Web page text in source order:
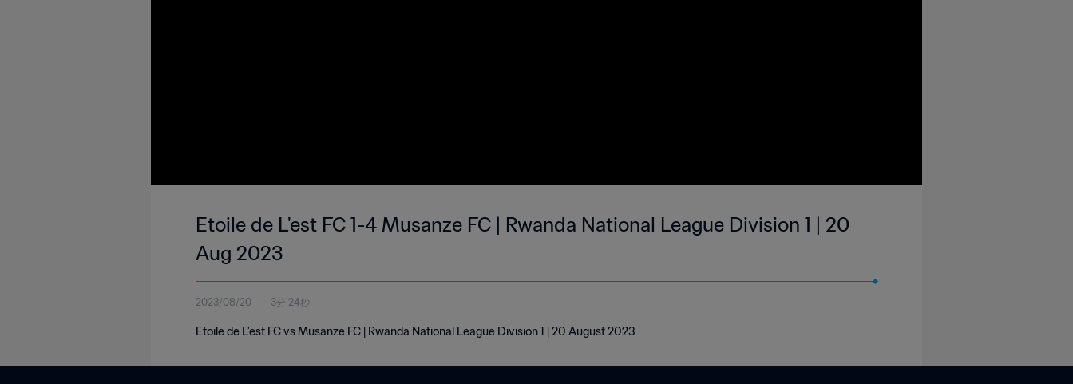
Etoile de L'est FC 1-4 Musanze FC | Rwanda National League Division 1 | 20
Aug 2023
2023/08/20 3分 24秒
Etoile de L'est FC vs Musanze FC | Rwanda National League Division 1 | 20 August 2023